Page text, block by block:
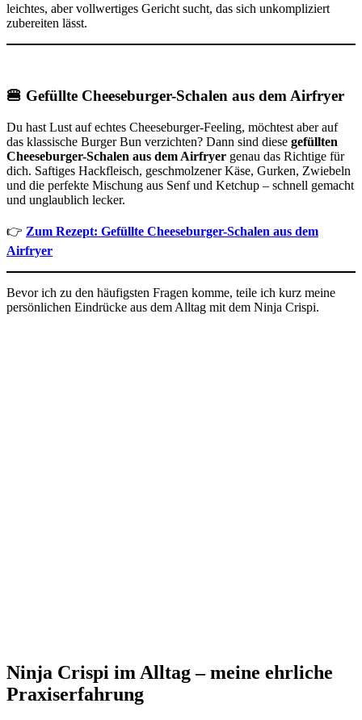
leichtes, aber vollwertiges Gericht sucht, das sich unkompliziert
zubereiten lässt.
🍔 Gefüllte Cheeseburger-Schalen aus dem Airfryer
Du hast Lust auf echtes Cheeseburger-Feeling, möchtest aber auf
das klassische Burger Bun verzichten? Dann sind diese gefüllten
Cheeseburger-Schalen aus dem Airfryer genau das Richtige für
dich. Saftiges Hackfleisch, geschmolzener Käse, Gurken, Zwiebeln
und die perfekte Mischung aus Senf und Ketchup – schnell gemacht
und unglaublich lecker.
👉 Zum Rezept: Gefüllte Cheeseburger-Schalen aus dem
Airfryer
Bevor ich zu den häufigsten Fragen komme, teile ich kurz meine
persönlichen Eindrücke aus dem Alltag mit dem Ninja Crispi.
Ninja Crispi im Alltag – meine ehrliche
Praxiserfahrung